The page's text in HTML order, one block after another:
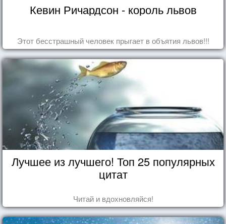
Кевин Ричардсон - король львов
Этот бесстрашный человек прыгает в объятия львов!!!
Лучшее из лучшего! Топ 25 популярных
цитат
Читай и вдохновляйся!